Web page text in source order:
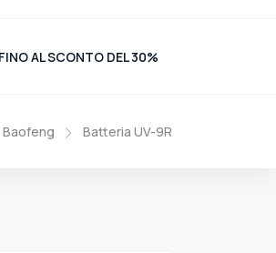
AL SCONTO DEL 30%
Baofeng Batteria UV-9R